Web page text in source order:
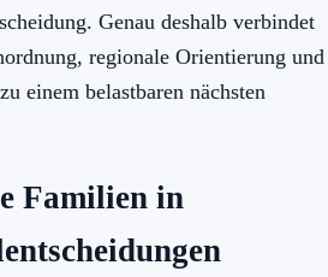
Genau deshalb verbindet
regionale Orientierung und
einem belastbaren nächsten
Familien in